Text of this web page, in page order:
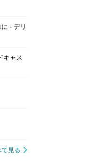
- デリ
キャス
見る